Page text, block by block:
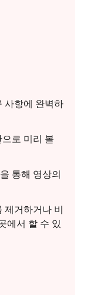
사항에 완벽하
로 미리 볼
통해 영상의
거하거나 비
에서 할 수 있